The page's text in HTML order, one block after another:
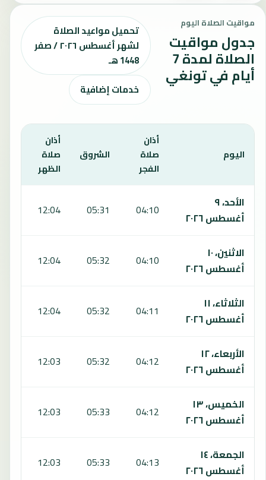
مواقيت الصلاة اليوم
جدول مواقيت
الصلاة لمدة 7
أيام في تونغي
تحميل مواعيد الصلاة
لشهر أغسطس ٢٠٢٦ / صفر
1448 هـ
خدمات إضافية
اليوم
أذان
صلاة
الفجر
الشروق
أذان
صلاة
الظهر
الأحد، ٩
أغسطس ٢٠٢٦
04:10
05:31
12:04
الاثنين، ١٠
أغسطس ٢٠٢٦
04:10
05:32
12:04
الثلاثاء، ١١
أغسطس ٢٠٢٦
04:11
05:32
12:04
الأربعاء، ١٢
أغسطس ٢٠٢٦
04:12
05:32
12:03
الخميس، ١٣
أغسطس ٢٠٢٦
04:12
05:33
12:03
الجمعة، ١٤
أغسطس ٢٠٢٦
04:13
05:33
12:03